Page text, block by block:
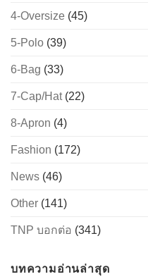
4-Oversize (45)
5-Polo (39)
6-Bag (33)
7-Cap/Hat(22)
8-Apron (4)
Fashion (172)
News (46)
Other (141)
TNP บอกต่อ (341)
บทความอ่านล่าสุด